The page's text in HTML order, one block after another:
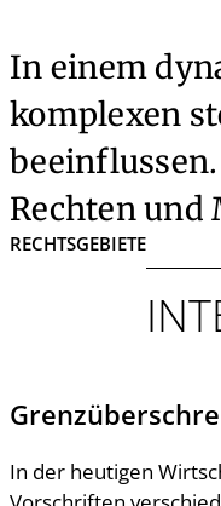
In einem
komplexen
Rechten und
RECHTSGEBIETE
In der heutigen